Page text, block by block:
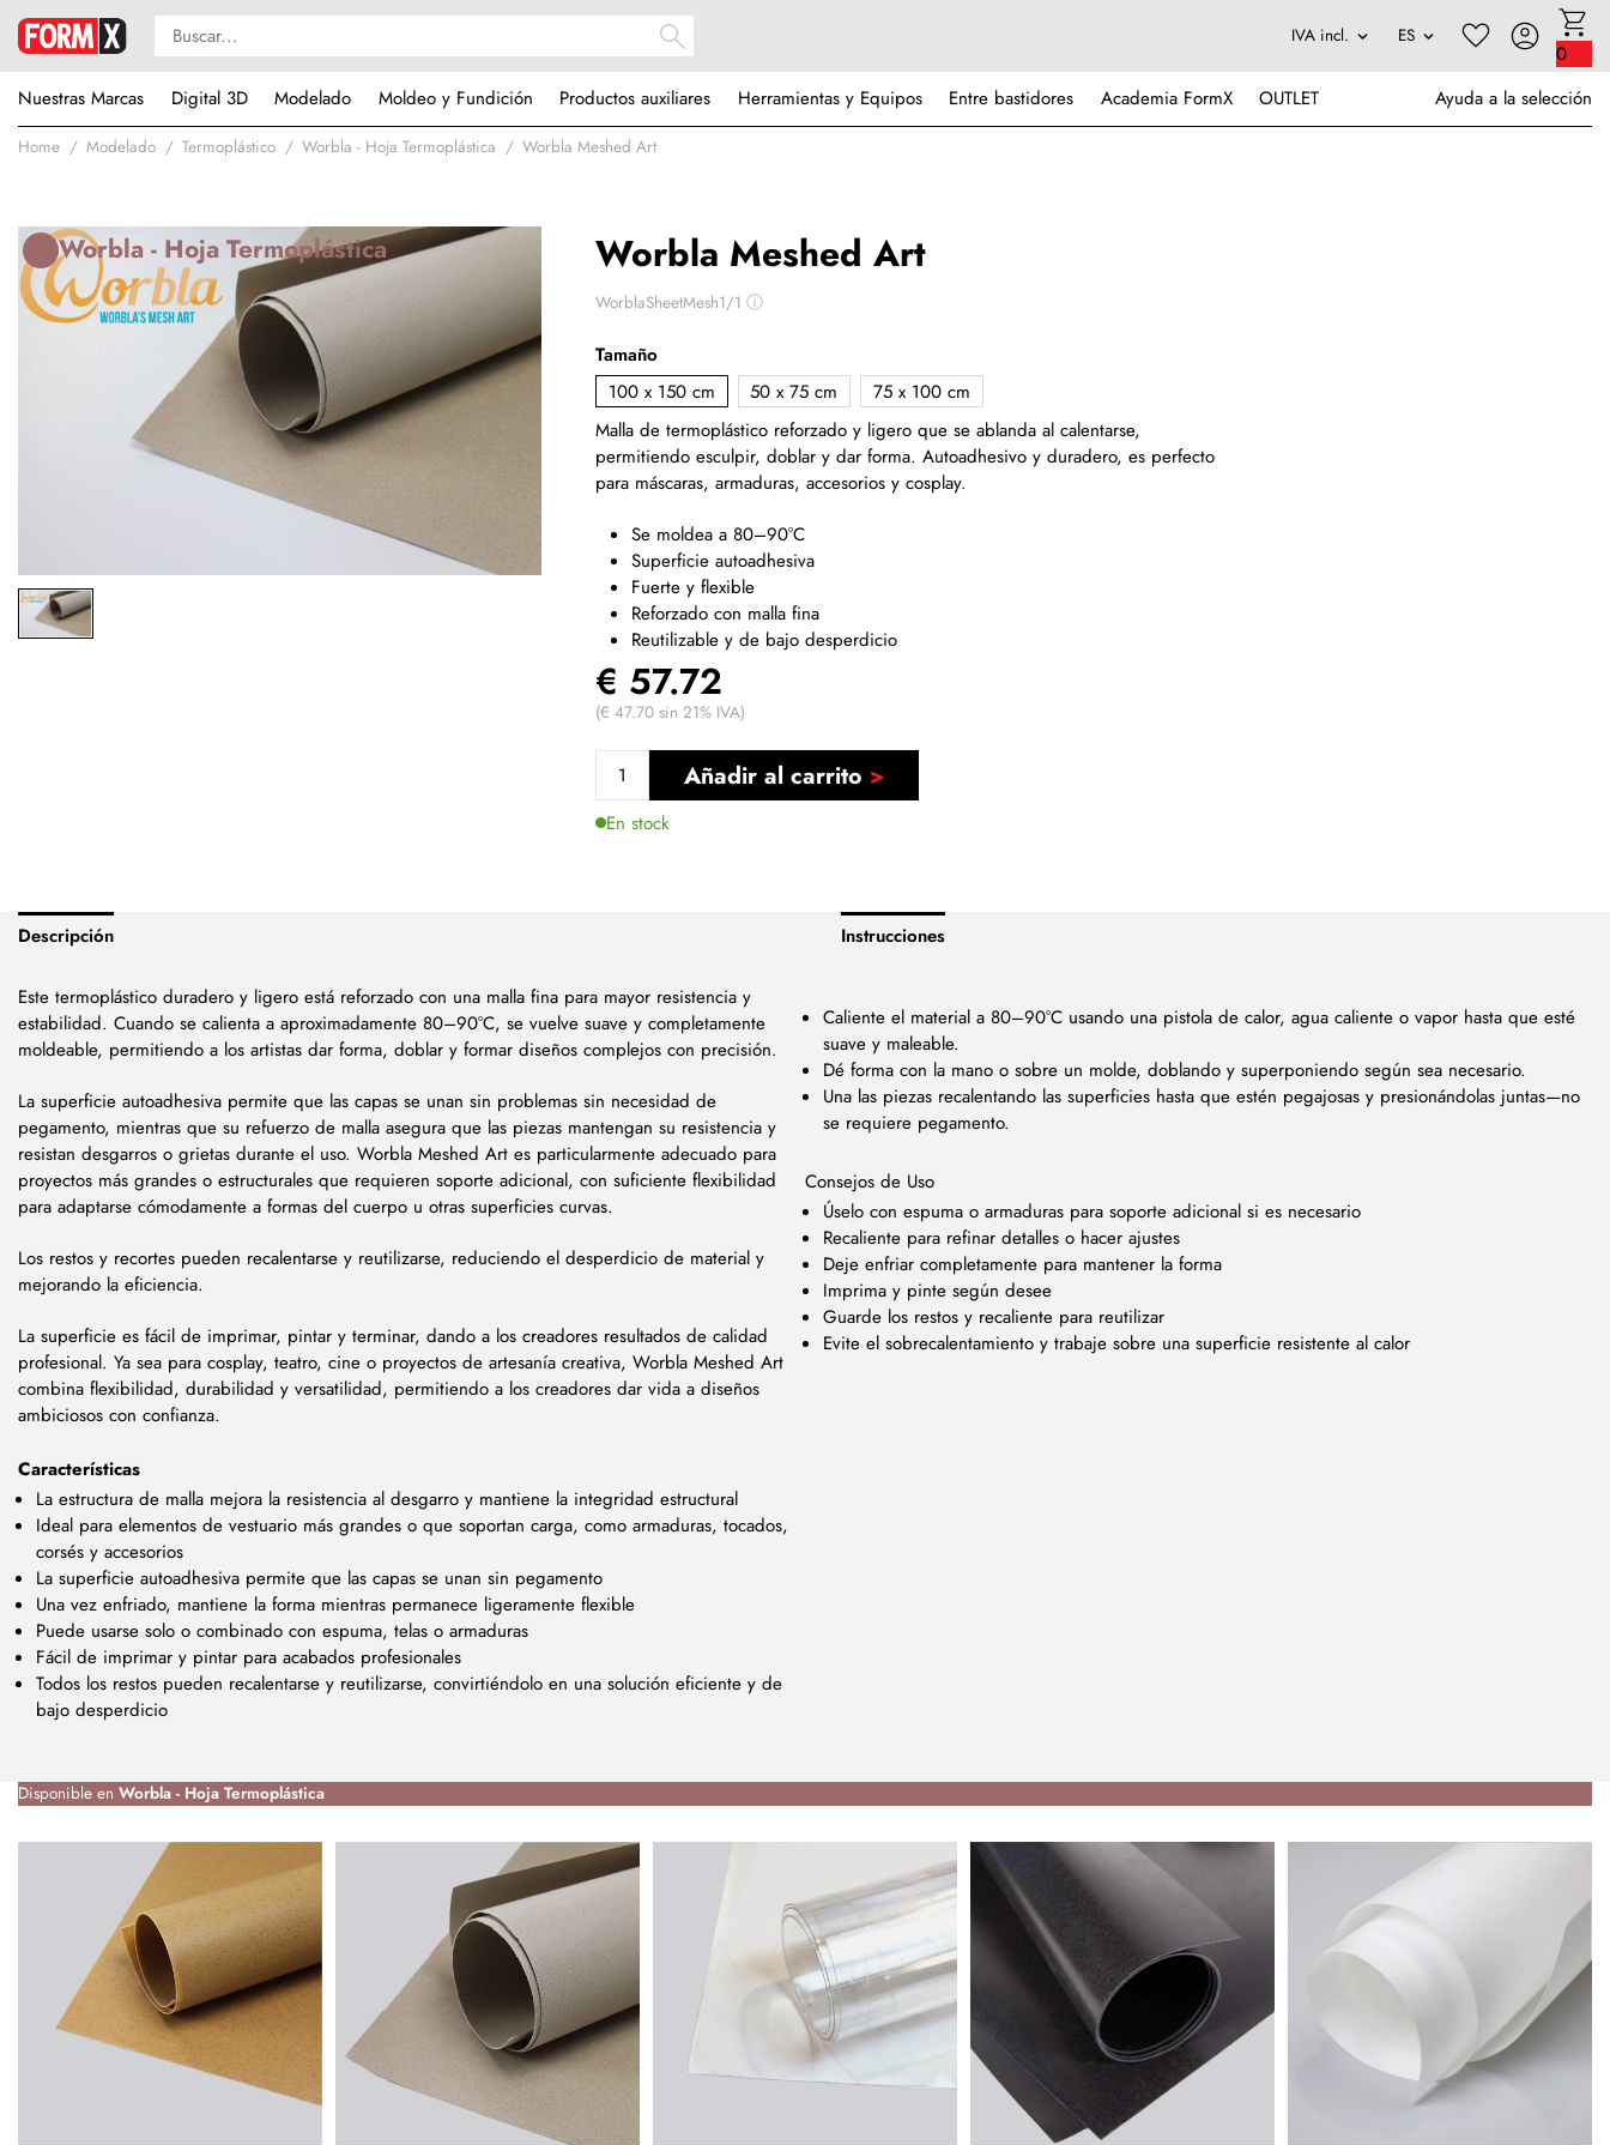
0
Nuestras Marcas
Digital 3D Modelado Moldeo y Fundición Productos auxiliares Herramientas y Equipos Entre bastidores Academia FormX OUTLET Ayuda a la selección
Home Modelado Termoplástico Worbla - Hoja Termoplástica Worbla Meshed Art
Worbla Meshed Art
WorblaSheetMesh1/1ⓘ
Worbla - Hoja Termoplástica
Tamaño
100 x 150 cm
50 x 75 cm
75 x 100 cm
Malla de termoplástico reforzado y ligero que se ablanda al calentarse,
permitiendo esculpir, doblar y dar forma. Autoadhesivo y duradero, es perfecto
para máscaras, armaduras, accesorios y cosplay.
Se moldea a 80–90°C
Superficie autoadhesiva
Fuerte y flexible
Reforzado con malla fina
Reutilizable y de bajo desperdicio
€ 57.72
(€ 47.70 sin 21% IVA)
Añadir al carrito
En stock
Descripción Instrucciones
Este termoplástico duradero y ligero está reforzado con una malla fina para mayor resistencia y
estabilidad. Cuando se calienta a aproximadamente 80–90°C, se vuelve suave y completamente
moldeable, permitiendo a los artistas dar forma, doblar y formar diseños complejos con precisión.
La superficie autoadhesiva permite que las capas se unan sin problemas sin necesidad de
pegamento, mientras que su refuerzo de malla asegura que las piezas mantengan su resistencia y
resistan desgarros o grietas durante el uso. Worbla Meshed Art es particularmente adecuado para
proyectos más grandes o estructurales que requieren soporte adicional, con suficiente flexibilidad
para adaptarse cómodamente a formas del cuerpo u otras superficies curvas.
Los restos y recortes pueden recalentarse y reutilizarse, reduciendo el desperdicio de material y
mejorando la eficiencia.
La superficie es fácil de imprimar, pintar y terminar, dando a los creadores resultados de calidad
profesional. Ya sea para cosplay, teatro, cine o proyectos de artesanía creativa, Worbla Meshed Art
combina flexibilidad, durabilidad y versatilidad, permitiendo a los creadores dar vida a diseños
ambiciosos con confianza.
Características
La estructura de malla mejora la resistencia al desgarro y mantiene la integridad estructural
Ideal para elementos de vestuario más grandes o que soportan carga, como armaduras, tocados,
corsés y accesorios
La superficie autoadhesiva permite que las capas se unan sin pegamento
Una vez enfriado, mantiene la forma mientras permanece ligeramente flexible
Puede usarse solo o combinado con espuma, telas o armaduras
Fácil de imprimar y pintar para acabados profesionales
Todos los restos pueden recalentarse y reutilizarse, convirtiéndolo en una solución eficiente y de
bajo desperdicio
Caliente el material a 80–90°C usando una pistola de calor, agua caliente o vapor hasta que esté
suave y maleable.
Dé forma con la mano o sobre un molde, doblando y superponiendo según sea necesario.
Una las piezas recalentando las superficies hasta que estén pegajosas y presionándolas juntas—no
se requiere pegamento.
Consejos de Uso
Úselo con espuma o armaduras para soporte adicional si es necesario
Recaliente para refinar detalles o hacer ajustes
Deje enfriar completamente para mantener la forma
Imprima y pinte según desee
Guarde los restos y recaliente para reutilizar
Evite el sobrecalentamiento y trabaje sobre una superficie resistente al calor
Disponible en Worbla - Hoja Termoplástica